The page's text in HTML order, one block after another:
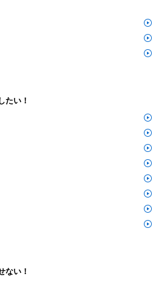
たい！
ない！